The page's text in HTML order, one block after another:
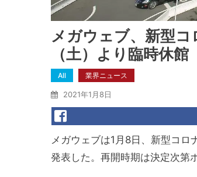
メガウェブ、新型コ
（土）より臨時休館
All 業界ニュース
2021年1月8日
メガウェブは1月8日、新型コ
発表した。再開時期は決定次第